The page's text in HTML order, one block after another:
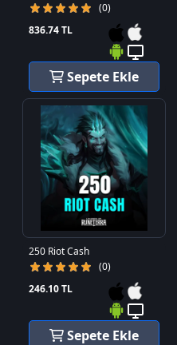
(0)
836.74 TL
Sepete Ekle
250 Riot Cash
(0)
246.10 TL
Sepete Ekle